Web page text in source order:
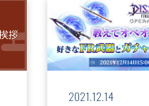
2021.12.14